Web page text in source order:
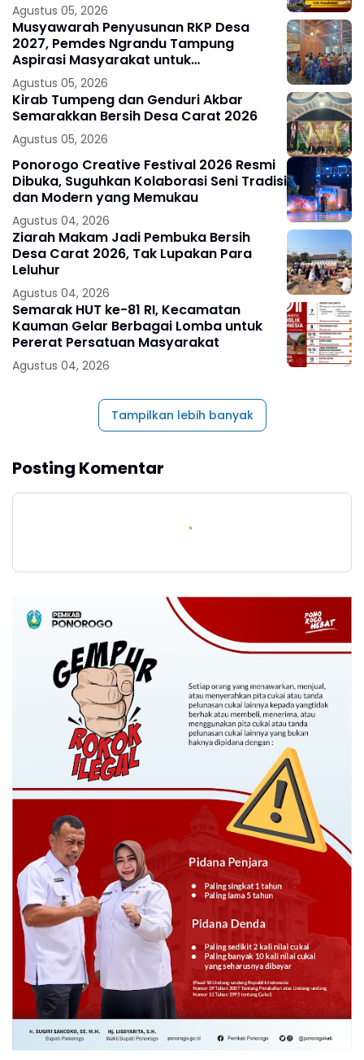
Agustus 05, 2026
Musyawarah Penyusunan RKP Desa
2027, Pemdes Ngrandu Tampung
Aspirasi Masyarakat untuk
Pembangunan Berkelanjutan
Agustus 05, 2026
Kirab Tumpeng dan Genduri Akbar
Semarakkan Bersih Desa Carat 2026
Agustus 05, 2026
Ponorogo Creative Festival 2026 Resmi
Dibuka, Suguhkan Kolaborasi Seni Tradisi
dan Modern yang Memukau
Agustus 04, 2026
Ziarah Makam Jadi Pembuka Bersih
Desa Carat 2026, Tak Lupakan Para
Leluhur
Agustus 04, 2026
Semarak HUT ke-81 RI, Kecamatan
Kauman Gelar Berbagai Lomba untuk
Pererat Persatuan Masyarakat
Agustus 04, 2026
Tampilkan lebih banyak
Posting Komentar